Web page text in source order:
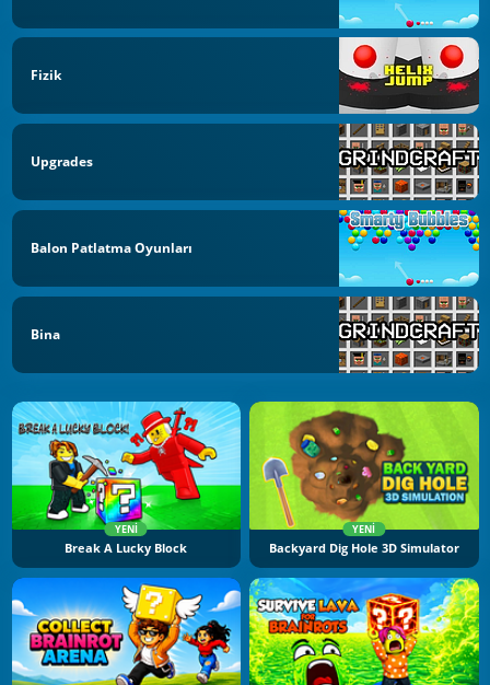
Fizik
Upgrades
Balon Patlatma Oyunları
Bina
YENI
Break A Lucky Block
YENI
Backyard Dig Hole 3D Simulator